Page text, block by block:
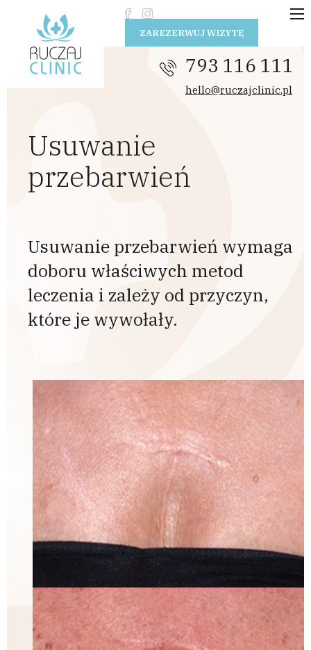
ZAREZERWUJ WIZYTĘ
793 116 111
hello@ruczajclinic.pl
Usuwanie
przebarwień
Usuwanie przebarwień wymaga
doboru właściwych metod
leczenia i zależy od przyczyn,
które je wywołały.